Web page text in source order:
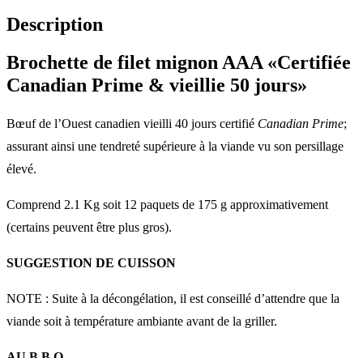
Description
Brochette de filet mignon AAA «Certifiée
Canadian Prime & vieillie 50 jours»
Bœuf de l’Ouest canadien vieilli 40 jours certifié Canadian Prime;
assurant ainsi une tendreté supérieure à la viande vu son persillage
élevé.
Comprend 2.1 Kg soit 12 paquets de 175 g approximativement
(certains peuvent être plus gros).
SUGGESTION DE CUISSON
NOTE : Suite à la décongélation, il est conseillé d’attendre que la
viande soit à température ambiante avant de la griller.